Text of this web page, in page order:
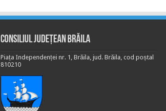
Consiliul Județean Brăila
Piața Independenței nr. 1, Brăila, jud. Brăila, cod poștal
810210